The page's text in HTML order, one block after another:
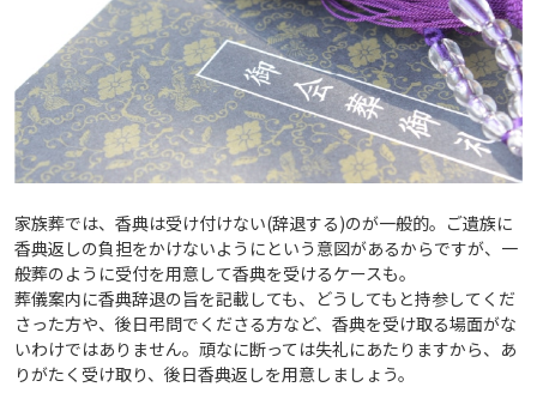
家族葬では、香典は受け付けない(辞退する)のが一般的。ご遺族に
香典返しの負担をかけないようにという意図があるからですが、一
般葬のように受付を用意して香典を受けるケースも。
葬儀案内に香典辞退の旨を記載しても、どうしてもと持参してくだ
さった方や、後日弔問でくださる方など、香典を受け取る場面がな
いわけではありません。頑なに断っては失礼にあたりますから、あ
りがたく受け取り、後日香典返しを用意しましょう。